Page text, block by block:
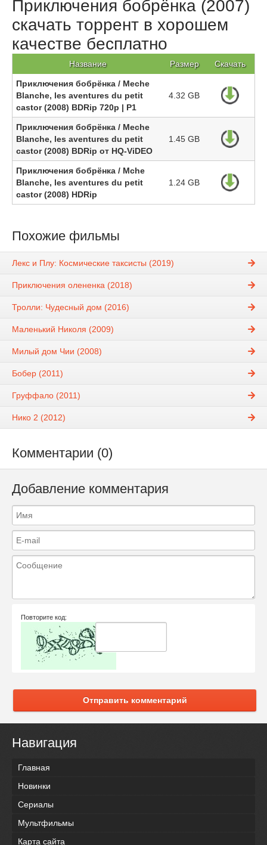
Приключения бобрёнка (2007)
скачать торрент в хорошем
качестве бесплатно
Название Размер Скачать
Приключения бобрёнка / Meche
Blanche, les aventures du petit
castor (2008) BDRip 720p | P1
4.32 GB
Приключения бобрёнка / Meche
Blanche, les aventures du petit
castor (2008) BDRip от HQ-ViDEO
1.45 GB
Приключения бобрёнка / Mche
Blanche, les aventures du petit
castor (2008) HDRip
1.24 GB
Похожие фильмы
Лекс и Плу: Космические таксисты (2019)
Приключения олененка (2018)
Тролли: Чудесный дом (2016)
Маленький Николя (2009)
Милый дом Чии (2008)
Бобер (2011)
Груффало (2011)
Нико 2 (2012)
Комментарии (0)
Добавление комментария
Повторите код:
Отправить комментарий
Навигация
Главная
Новинки
Сериалы
Мультфильмы
Карта сайта